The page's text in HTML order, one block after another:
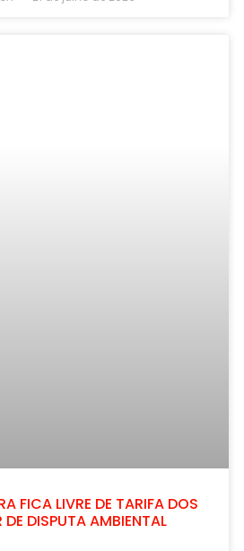
FICA LIVRE DE TARIFA DOS
DE DISPUTA AMBIENTAL